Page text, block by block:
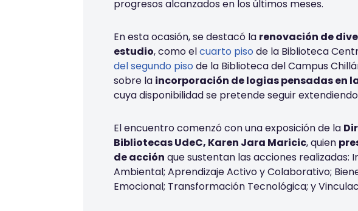
progresos alcanzados en los últimos meses.
En esta ocasión, se destacó la renovación de
estudio, como elcuarto piso de la Biblioteca
del segundo piso de la Biblioteca del Campus
sobre la incorporación de logias pensadas en
cuya disponibilidad se pretende seguir
El encuentro comenzó con una exposición de la
Bibliotecas UdeC, Karen Jara Maricic, quien
de acción que sustentan las acciones
Ambiental; Aprendizaje Activo y Colaborativo;
Emocional; Transformación Tecnológica; y